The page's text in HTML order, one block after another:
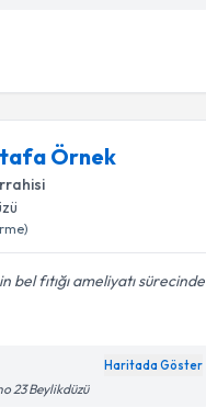
Örnek
fıtığı ameliyatı sürecinde
Haritada Göster
23 Beylikdüzü